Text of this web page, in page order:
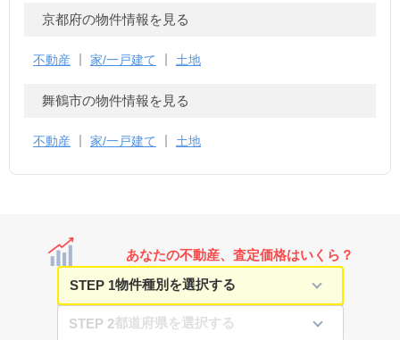
京都府の物件情報を見る
不動産 家/一戸建て 土地
舞鶴市の物件情報を見る
不動産 家/一戸建て 土地
あなたの不動産、査定価格はいくら？
STEP 1
STEP 2